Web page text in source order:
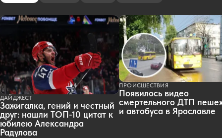
ДАЙДЖЕСТ
Зажигалка, гений и честный
друг: нашли ТОП-10 цитат к
юбилею Александра
Радулова
ПРОИСШЕСТВИЯ
Появилось видео
смертельного ДТП
и автобуса в Ярославле